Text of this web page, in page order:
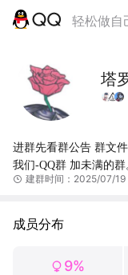
轻松做自
进群先看群公告 群文
我们-QQ群 加未满的群
建群时间：2025/07/19
成员分布
9%